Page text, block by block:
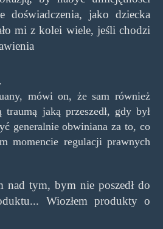
doświadczenia, jako dziecka
mi z kolei wiele, jeśli chodzi
.
mówi on, że sam również
jaką przeszedł, gdy był
generalnie obwiniana za to, co
momencie regulacji prawnych
nad tym, bym nie poszedł do
Wiozłem produkty o